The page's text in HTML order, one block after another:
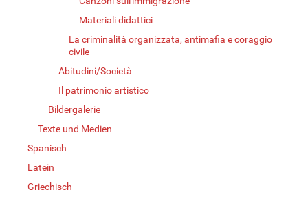
Materiali didattici
La criminalità organizzata, antimafia e coraggio
civile
Abitudini/Società
Il patrimonio artistico
Bildergalerie
Texte und Medien
Spanisch
Latein
Griechisch